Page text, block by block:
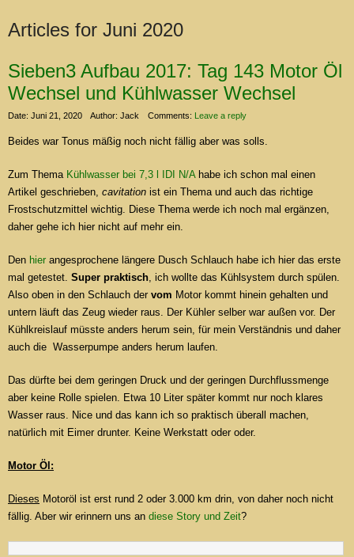
Articles for Juni 2020
Sieben3 Aufbau 2017: Tag 143 Motor Öl
Wechsel und Kühlwasser Wechsel
Date: Juni 21, 2020 Author: Jack Comments: Leave a reply
Beides war Tonus mäßig noch nicht fällig aber was solls.
Zum Thema Kühlwasser bei 7,3 l IDI N/Ahabe ich schon mal einen
Artikel geschrieben, cavitation ist ein Thema und auch das richtige
Frostschutzmittel wichtig. Diese Thema werde ich noch mal ergänzen,
daher gehe ich hier nicht auf mehr ein.
Den hier angesprochene längere Dusch Schlauch habe ich hier das erste
mal getestet. Super praktisch, ich wollte das Kühlsystem durch spülen.
Also oben in den Schlauch der vom Motor kommt hinein gehalten und
untern läuft das Zeug wieder raus. Der Kühler selber war außen vor. Der
Kühlkreislauf müsste anders herum sein, für mein Verständnis und daher
auch die Wasserpumpe anders herum laufen.
Das dürfte bei dem geringen Druck und der geringen Durchflussmenge
aber keine Rolle spielen. Etwa 10 Liter später kommt nur noch klares
Wasser raus. Nice und das kann ich so praktisch überall machen,
natürlich mit Eimer drunter. Keine Werkstatt oder oder.
Motor Öl:
Dieses Motoröl ist erst rund 2 oder 3.000 km drin, von daher noch nicht
fällig. Aber wir erinnern uns an diese Story und Zeit?